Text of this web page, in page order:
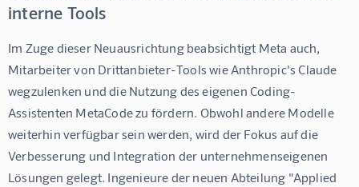
interne Tools
Im Zuge dieser Neuausrichtung beabsichtigt Meta auch,
Mitarbeiter von Drittanbieter-Tools wie Anthropic's Claude
wegzulenken und die Nutzung des eigenen Coding-
Assistenten MetaCode zu fördern. Obwohl andere Modelle
weiterhin verfügbar sein werden, wird der Fokus auf die
Verbesserung und Integration der unternehmenseigenen
Lösungen gelegt. Ingenieure der neuen Abteilung "Applied